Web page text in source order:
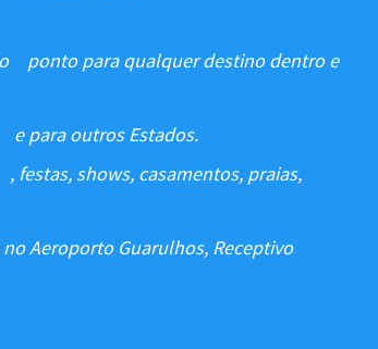
ponto para qualquer destino dentro e
e para outros Estados.
, festas, shows, casamentos, praias,
no Aeroporto Guarulhos, Receptivo